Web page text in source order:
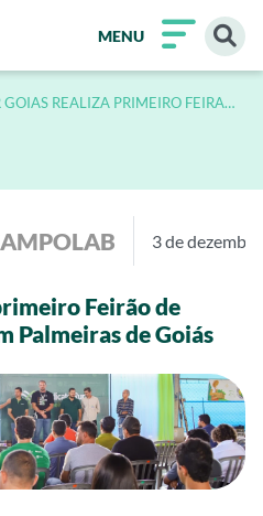
MENU
GOIAS REALIZA PRIMEIRO FEIRAO
3 de
Feirão de
Palmeiras de Goiás